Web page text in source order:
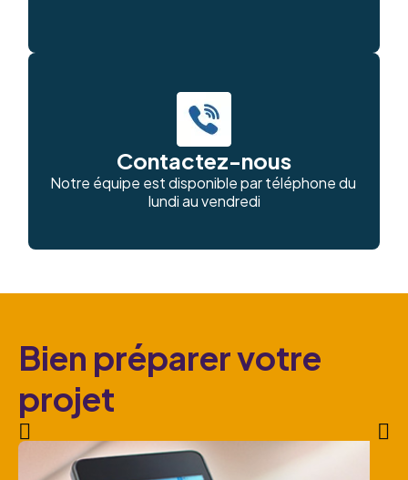
Contactez-nous
Notre équipe est disponible par téléphone du
lundi au vendredi
Bien préparer votre
projet